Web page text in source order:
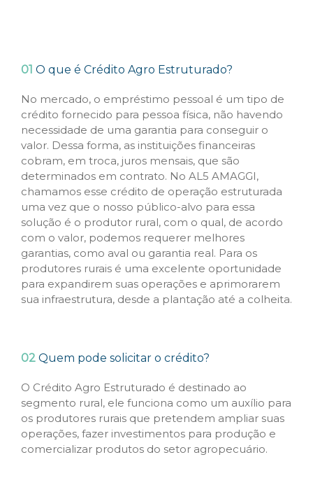
01 O que é Crédito Agro Estruturado?
No mercado, o empréstimo pessoal é um tipo de
crédito fornecido para pessoa física, não havendo
necessidade de uma garantia para conseguir o
valor. Dessa forma, as instituições financeiras
cobram, em troca, juros mensais, que são
determinados em contrato. No AL5 AMAGGI,
chamamos esse crédito de operação estruturada
uma vez que o nosso público-alvo para essa
solução é o produtor rural, com o qual, de acordo
com o valor, podemos requerer melhores
garantias, como aval ou garantia real. Para os
produtores rurais é uma excelente oportunidade
para expandirem suas operações e aprimorarem
sua infraestrutura, desde a plantação até a colheita.
02 Quem pode solicitar o crédito?
O Crédito Agro Estruturado é destinado ao
segmento rural, ele funciona como um auxílio para
os produtores rurais que pretendem ampliar suas
operações, fazer investimentos para produção e
comercializar produtos do setor agropecuário.